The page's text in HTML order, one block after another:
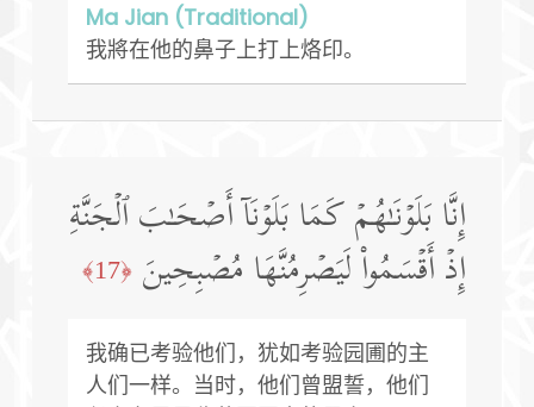
Ma Jian (Traditional)
我將在他的鼻子上打上烙印。
إِنَّا بَلَوۡنَـٰهُمۡ كَمَا بَلَوۡنَاۤ أَصۡحَـٰبَ ٱلۡجَنَّةِ
إِذۡ أَقۡسَمُوا۟ لَیَصۡرِمُنَّهَا مُصۡبِحِینَ ﴿17﴾
我确已考验他们，犹如考验园圃的主
人们一样。当时，他们曾盟誓，他们